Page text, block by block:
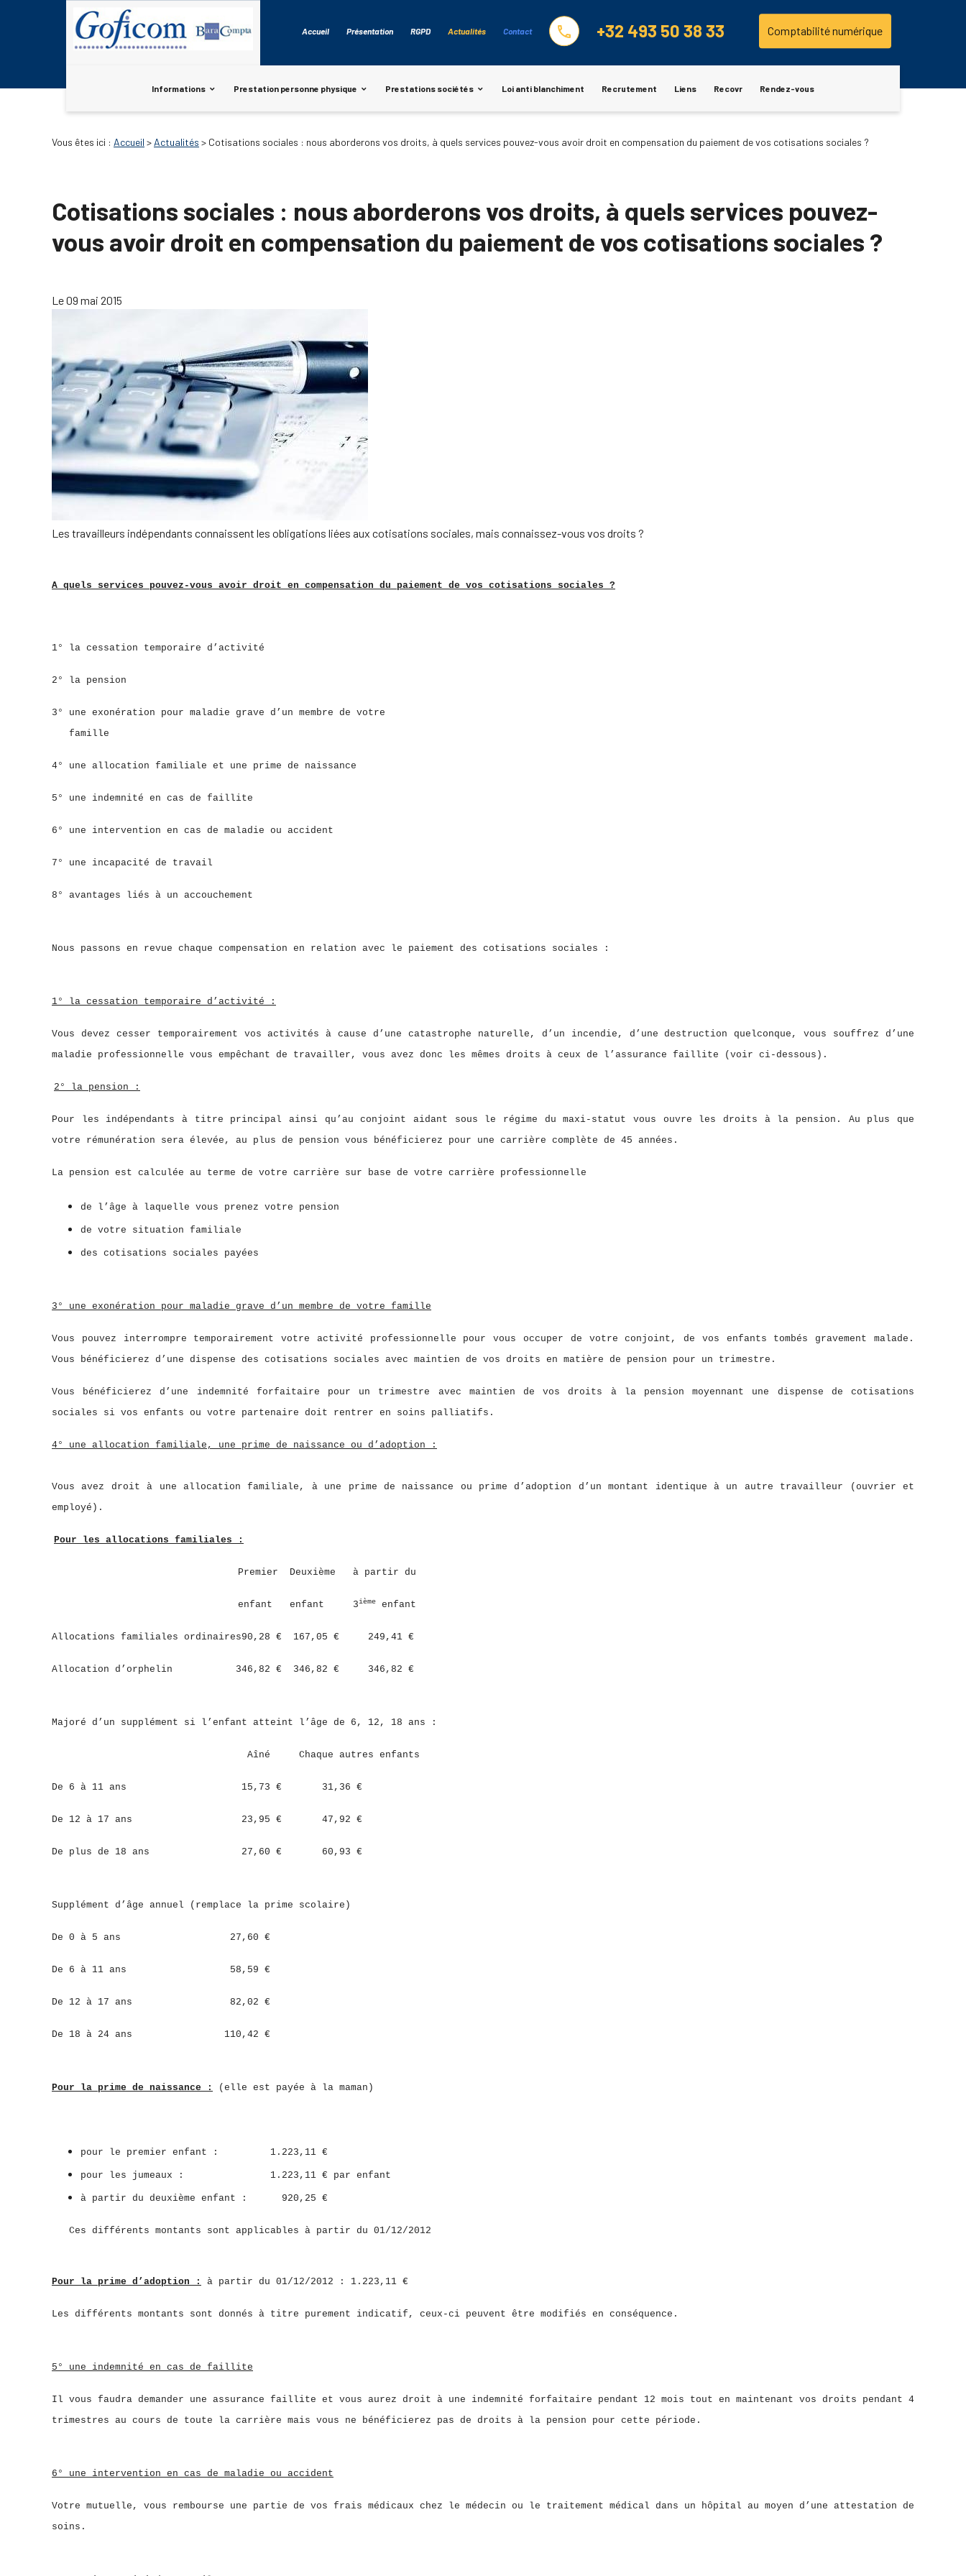
Accueil Présentation RGPD Actualités Contact phone +32 493 50 38 33 Comptabilité numérique
Informations Prestation personne physique Prestations sociétés Loi anti blanchiment Recrutement Liens Recovr Rendez-vous
Vous êtes ici : Accueil > Actualités > Cotisations sociales : nous aborderons vos droits, à quels services pouvez-vous avoir droit en compensation du paiement de vos cotisations sociales ?
Cotisations sociales : nous aborderons vos droits, à quels services pouvez-
vous avoir droit en compensation du paiement de vos cotisations sociales ?
Le 09 mai 2015
Les travailleurs indépendants connaissent les obligations liées aux cotisations sociales, mais connaissez-vous vos droits ?
A quels services pouvez-vous avoir droit en compensation du paiement de vos cotisations sociales ?
1° la cessation temporaire d’activité
2° la pension
3° une exonération pour maladie grave d’un membre de votre
famille
4° une allocation familiale et une prime de naissance
5° une indemnité en cas de faillite
6° une intervention en cas de maladie ou accident
7° une incapacité de travail
8° avantages liés à un accouchement
Nous passons en revue chaque compensation en relation avec le paiement des cotisations sociales :
1° la cessation temporaire d’activité :
Vous devez cesser temporairement vos activités à cause d’une catastrophe naturelle, d’un incendie, d’une destruction quelconque, vous souffrez d’une
maladie professionnelle vous empêchant de travailler, vous avez donc les mêmes droits à ceux de l’assurance faillite (voir ci-dessous).
2° la pension :
Pour les indépendants à titre principal ainsi qu’au conjoint aidant sous le régime du maxi-statut vous ouvre les droits à la pension. Au plus que
votre rémunération sera élevée, au plus de pension vous bénéficierez pour une carrière complète de 45 années.
La pension est calculée au terme de votre carrière sur base de votre carrière professionnelle
de l’âge à laquelle vous prenez votre pension
de votre situation familiale
des cotisations sociales payées
3° une exonération pour maladie grave d’un membre de votre famille
Vous pouvez interrompre temporairement votre activité professionnelle pour vous occuper de votre conjoint, de vos enfants tombés gravement malade.
Vous bénéficierez d’une dispense des cotisations sociales avec maintien de vos droits en matière de pension pour un trimestre.
Vous bénéficierez d’une indemnité forfaitaire pour un trimestre avec maintien de vos droits à la pension moyennant une dispense de cotisations
sociales si vos enfants ou votre partenaire doit rentrer en soins palliatifs.
4° une allocation familiale, une prime de naissance ou d’adoption :
Vous avez droit à une allocation familiale, à une prime de naissance ou prime d’adoption d’un montant identique à un autre travailleur (ouvrier et
employé).
Pour les allocations familiales :
Premier Deuxième à partir du
enfant enfant 3ième enfant
Allocations familiales ordinaires90,28 € 167,05 € 249,41 €
Allocation d’orphelin 346,82 € 346,82 € 346,82 €
Majoré d’un supplément si l’enfant atteint l’âge de 6, 12, 18 ans :
Aîné Chaque autres enfants
De 6 à 11 ans 15,73 € 31,36 €
De 12 à 17 ans 23,95 € 47,92 €
De plus de 18 ans 27,60 € 60,93 €
Supplément d’âge annuel (remplace la prime scolaire)
De 0 à 5 ans 27,60 €
De 6 à 11 ans 58,59 €
De 12 à 17 ans 82,02 €
De 18 à 24 ans 110,42 €
Pour la prime de naissance : (elle est payée à la maman)
pour le premier enfant : 1.223,11 €
pour les jumeaux : 1.223,11 € par enfant
à partir du deuxième enfant : 920,25 €
Ces différents montants sont applicables à partir du 01/12/2012
Pour la prime d’adoption : à partir du 01/12/2012 : 1.223,11 €
Les différents montants sont donnés à titre purement indicatif, ceux-ci peuvent être modifiés en conséquence.
5° une indemnité en cas de faillite
Il vous faudra demander une assurance faillite et vous aurez droit à une indemnité forfaitaire pendant 12 mois tout en maintenant vos droits pendant 4
trimestres au cours de toute la carrière mais vous ne bénéficierez pas de droits à la pension pour cette période.
6° une intervention en cas de maladie ou accident
Votre mutuelle, vous rembourse une partie de vos frais médicaux chez le médecin ou le traitement médical dans un hôpital au moyen d’une attestation de
soins.
Panneau de gestion des cookies